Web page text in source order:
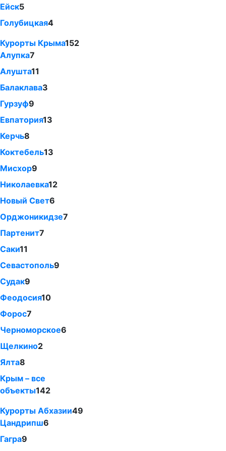
Ейск5
Голубицкая4
Курорты Крыма152
Алупка7
Алушта11
Балаклава3
Гурзуф9
Евпатория13
Керчь8
Коктебель13
Мисхор9
Николаевка12
Новый Свет6
Орджоникидзе7
Партенит7
Саки11
Севастополь9
Судак9
Феодосия10
Форос7
Черноморское6
Щелкино2
Ялта8
Крым – все
объекты142
Курорты Абхазии49
Цандрипш6
Гагра9